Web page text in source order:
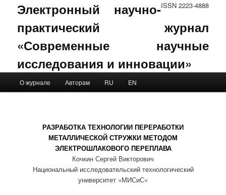
ISSN 2223-4888
Электронный научно-
практический журнал
«Современные научные
исследования и инновации»
Skip to primary content
Skip to secondary content
О журнале Авторам RU EN
РАЗРАБОТКА ТЕХНОЛОГИИ ПЕРЕРАБОТКИ
МЕТАЛЛИЧЕСКОЙ СТРУЖКИ МЕТОДОМ
ЭЛЕКТРОШЛАКОВОГО ПЕРЕПЛАВА
Кочкин Сергей Викторович
Национальный исследовательский технологический
университет «МИСиС»